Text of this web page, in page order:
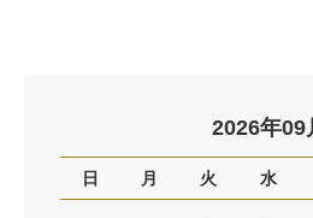
2026年09
日 月 火 水